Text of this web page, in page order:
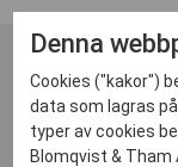
Denna
Cookies ("kakor")
data som lagras
typer av cookies
Blomqvist & Tham